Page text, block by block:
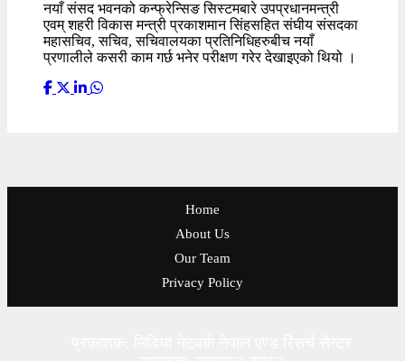
नयाँ संसद भवनको कन्फ्रेन्सिङ सिस्टमबारे उपप्रधानमन्त्री
एवम् शहरी विकास मन्त्री प्रकाशमान सिंहसहित संघीय संसदका
महासचिव, सचिव, सचिवालयका प्रतिनिधिहरुबीच नयाँ
प्रणालीले कसरी काम गर्छ भनेर परीक्षण गरेर देखाइएको थियो ।
Home
About Us
Our Team
Privacy Policy